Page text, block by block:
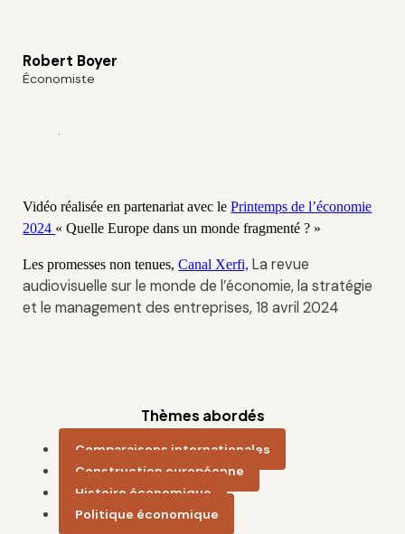
Robert Boyer
Économiste
Vidéo réalisée en partenariat avec lePrintemps de l’économie
2024 « Quelle Europe dans un monde fragmenté ? »
Les promesses non tenues,Canal Xerfi, La revue
audiovisuelle sur le monde de l’économie, la stratégie
et le management des entreprises, 18 avril 2024
Thèmes abordés
Comparaisons internationales
Construction européenne
Histoire économique
Politique économique